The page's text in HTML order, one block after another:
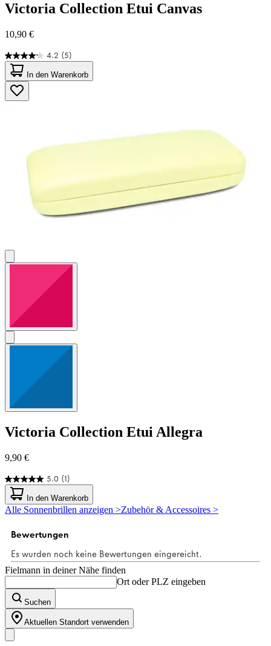
Victoria Collection Etui Canvas
10,90 €
4.2 (5)
4.2
von
5
Sternen.
5
In den Warenkorb
Victoria Collection Etui Allegra
9,90 €
5.0 (1)
5.0
von
5
Sternen.
Bewertung
In den Warenkorb
Alle Sonnenbrillen anzeigen >Zubehör & Accessoires >
Fielmann in deiner Nähe finden
Ort oder PLZ eingeben
Suchen
Aktuellen Standort verwenden